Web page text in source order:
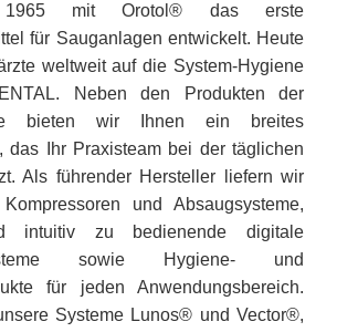
mit Orotol® das erste
für Sauganlagen entwickelt. Heute
weltweit auf die System-Hygiene
Neben den Produkten der
bieten wir Ihnen ein breites
das Ihr Praxisteam bei der täglichen
Als führender Hersteller liefern wir
Kompressoren und Absaugsysteme,
intuitiv zu bedienende digitale
sowie Hygiene- und
für jeden Anwendungsbereich.
Systeme Lunos® und Vector®,